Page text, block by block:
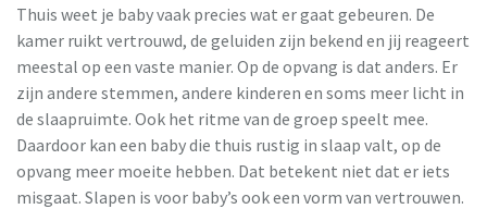
Thuis weet je baby vaak precies wat er gaat gebeuren. De
kamer ruikt vertrouwd, de geluiden zijn bekend en jij reageert
meestal op een vaste manier. Op de opvang is dat anders. Er
zijn andere stemmen, andere kinderen en soms meer licht in
de slaapruimte. Ook het ritme van de groep speelt mee.
Daardoor kan een baby die thuis rustig in slaap valt, op de
opvang meer moeite hebben. Dat betekent niet dat er iets
misgaat. Slapen is voor baby’s ook een vorm van vertrouwen.